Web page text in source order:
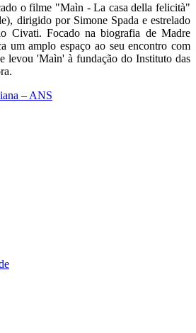
o filme "Maìn - La casa della felicità"
dirigido por Simone Spada e estrelado
Civati. Focado na biografia de Madre
um amplo espaço ao seu encontro com
levou 'Maìn' à fundação do Instituto das
– ANS